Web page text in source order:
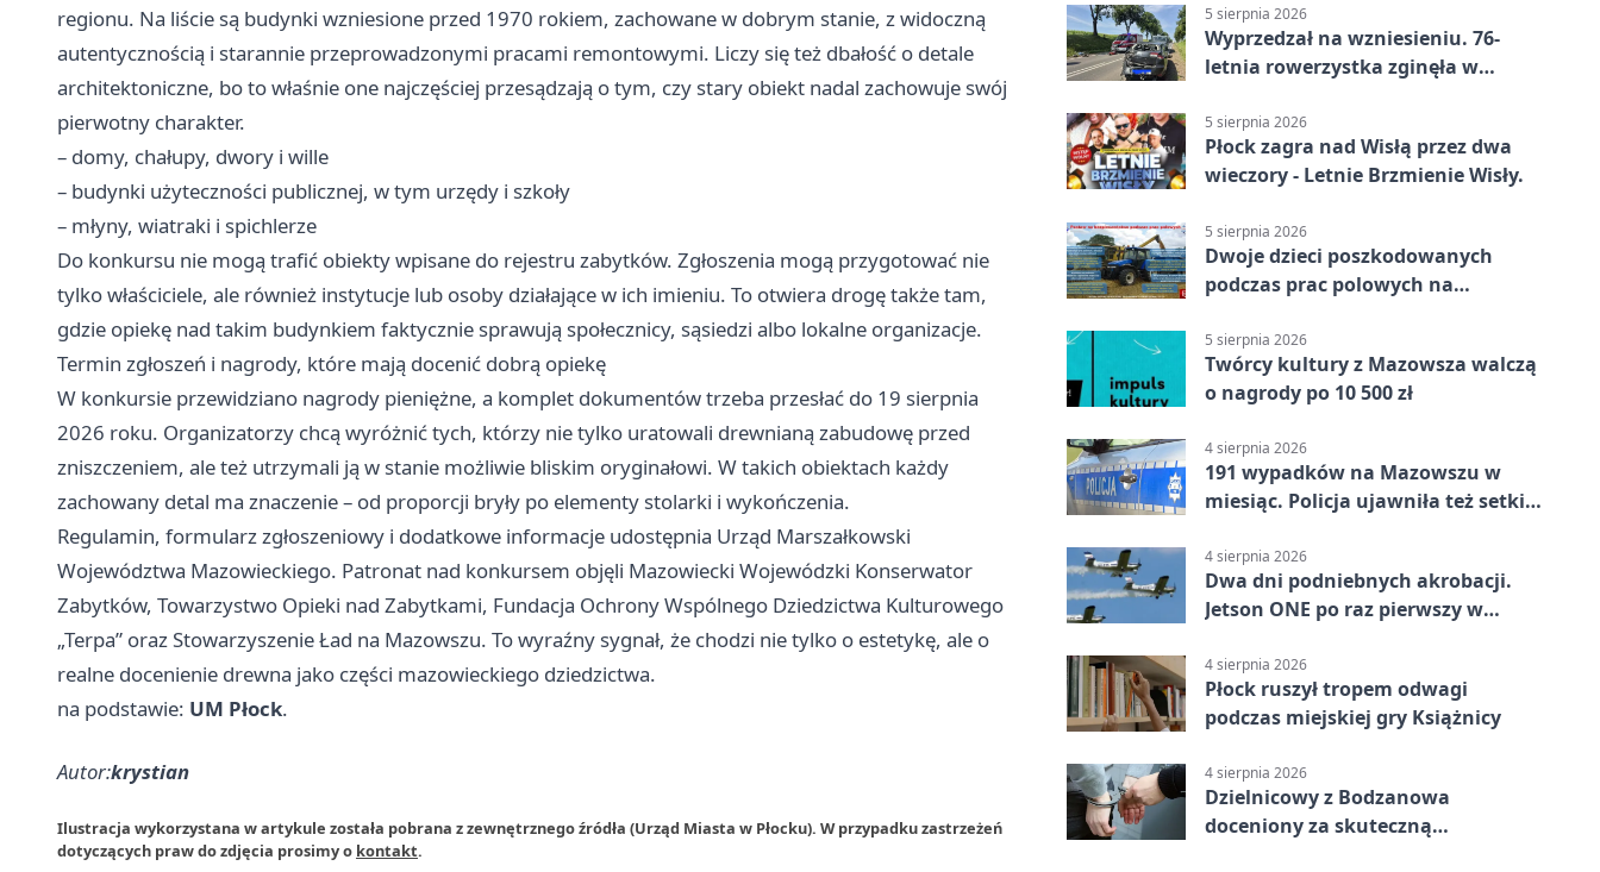
regionu. Na liście są budynki wzniesione przed 1970 rokiem, zachowane w dobrym stanie, z widoczną
autentycznością i starannie przeprowadzonymi pracami remontowymi. Liczy się też dbałość o detale
architektoniczne, bo to właśnie one najczęściej przesądzają o tym, czy stary obiekt nadal zachowuje swój
pierwotny charakter.
– domy, chałupy, dwory i wille
– budynki użyteczności publicznej, w tym urzędy i szkoły
– młyny, wiatraki i spichlerze
Do konkursu nie mogą trafić obiekty wpisane do rejestru zabytków. Zgłoszenia mogą przygotować nie
tylko właściciele, ale również instytucje lub osoby działające w ich imieniu. To otwiera drogę także tam,
gdzie opiekę nad takim budynkiem faktycznie sprawują społecznicy, sąsiedzi albo lokalne organizacje.
Termin zgłoszeń i nagrody, które mają docenić dobrą opiekę
W konkursie przewidziano nagrody pieniężne, a komplet dokumentów trzeba przesłać do 19 sierpnia
2026 roku. Organizatorzy chcą wyróżnić tych, którzy nie tylko uratowali drewnianą zabudowę przed
zniszczeniem, ale też utrzymali ją w stanie możliwie bliskim oryginałowi. W takich obiektach każdy
zachowany detal ma znaczenie – od proporcji bryły po elementy stolarki i wykończenia.
Regulamin, formularz zgłoszeniowy i dodatkowe informacje udostępnia Urząd Marszałkowski
Województwa Mazowieckiego. Patronat nad konkursem objęli Mazowiecki Wojewódzki Konserwator
Zabytków, Towarzystwo Opieki nad Zabytkami, Fundacja Ochrony Wspólnego Dziedzictwa Kulturowego
„Terpa” oraz Stowarzyszenie Ład na Mazowszu. To wyraźny sygnał, że chodzi nie tylko o estetykę, ale o
realne docenienie drewna jako części mazowieckiego dziedzictwa.
na podstawie: UM Płock.
Autor:krystian
Ilustracja wykorzystana w artykule została pobrana z zewnętrznego źródła (Urząd Miasta w Płocku). W przypadku zastrzeżeń
dotyczących praw do zdjęcia prosimy o kontakt.
5 sierpnia 2026
Wyprzedzał na wzniesieniu. 76-
letnia rowerzystka zginęła w
5 sierpnia 2026
Płock zagra nad Wisłą przez dwa
wieczory - Letnie Brzmienie Wisły.
5 sierpnia 2026
Dwoje dzieci poszkodowanych
podczas prac polowych na
5 sierpnia 2026
Twórcy kultury z Mazowsza walczą
o nagrody po 10 500 zł
4 sierpnia 2026
191 wypadków na Mazowszu w
miesiąc. Policja ujawniła też setki
4 sierpnia 2026
Dwa dni podniebnych akrobacji.
Jetson ONE po raz pierwszy w
4 sierpnia 2026
Płock ruszył tropem odwagi
podczas miejskiej gry Książnicy
4 sierpnia 2026
Dzielnicowy z Bodzanowa
doceniony za skuteczną